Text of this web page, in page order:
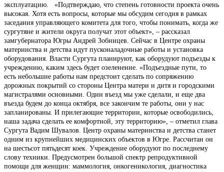
эксплуатацию. «Подтверждаю, что степень готовности проекта очень
высокая. Хотя есть вопросы, которые мы обсудим сегодня в рамках
заседания управляющего комитета для того, чтобы понимать, когда же
сургутяне и жители округа получат этот объект», – рассказал
замгубернатора Югры Андрей Зобницев. Сейчас в Центре охраны
материнства и детства идут пусконаладочные работы и установка
оборудования. Власти Сургута планируют, как оборудуют подъезды к
учреждению, каким здесь будет озеленение. «Подъездные пути, то
есть небольшие работы нам предстоит сделать по сопряжению
дорожных покрытий со стороны Центра матери и дитя и городскими
магистралями основными. Один въезд мы уже сделали, и еще два
въезда будем до конца октября, все закончим те работы, они у нас
запланированы. И прилегающие территории, которые освободились,
наша задача сделать ее комфортной, эту территорию», – отметил глава
Сургута Вадим Шувалов. Центр охраны материнства и детства станет
одним из крупнейших медицинских объектов в Югре. Рассчитан он
на шестьсот пятьдесят коек. Учреждение оборудуют по последнему
слову техники. Предусмотрен большой спектр репродуктивной
помощи для женщин: маммология, онкогеникология, диагностика